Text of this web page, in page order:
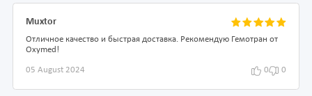
Muxtor
Отличное качество и быстрая доставка. Рекомендую Гемотран от
Oxymed!
05 August 2024 0 0